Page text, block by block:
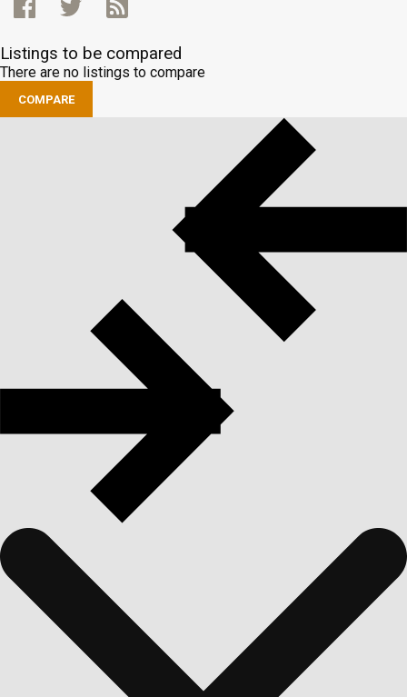
Listings to be compared
There are no listings to compare
COMPARE